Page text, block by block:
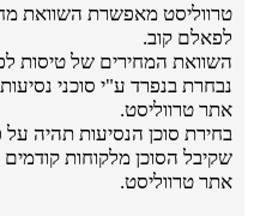
טרווליסט מאפשרת השוואת
לפאלם קוב.
השוואת המחירים של טיסות
נבחרת בנפרד ע"י סוכני
אתר טרווליסט.
בחירת סוכן הנסיעות תהיה על
שקיבל הסוכן מלקוחות
אתר טרווליסט.